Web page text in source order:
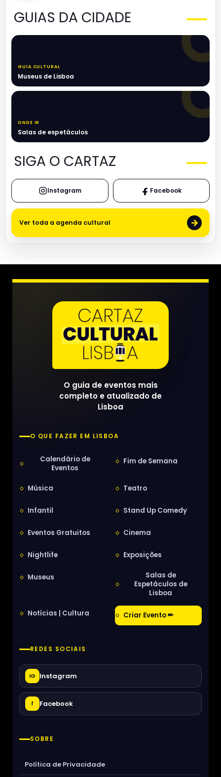
GUIAS DA CIDADE
GUIA CULTURAL
Museus de Lisboa
ONDE IR
Salas de espetáculos
SIGA O CARTAZ
Instagram Facebook
Ver toda a agenda cultural →
O guia de eventos mais
completo e atualizado de
Lisboa
O QUE FAZER EM LISBOA
Calendário de
Eventos
Fim de Semana
Música Teatro
Infantil Stand Up Comedy
Eventos Gratuitos Cinema
Nightlife Exposições
Museus
Salas de
Espetáculos de
Lisboa
Notícias | Cultura Criar Evento ✏
REDES SOCIAIS
IG Instagram
f Facebook
SOBRE
Política de Privacidade